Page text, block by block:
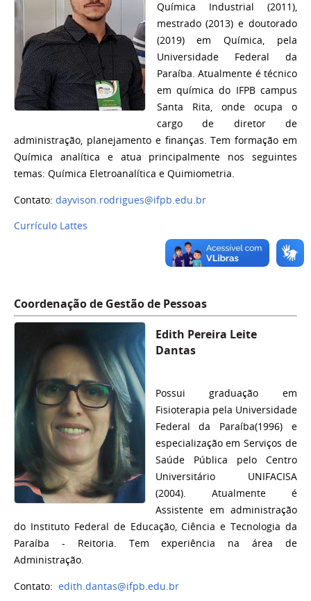
Química Industrial (2011),
mestrado (2013) e doutorado
(2019) em Química, pela
Universidade Federal da
Paraíba. Atualmente é técnico
em química do IFPB campus
Santa Rita, onde ocupa o
cargo de diretor de
administração, planejamento e finanças. Tem formação em
Química analítica e atua principalmente nos seguintes
temas: Química Eletroanalítica e Quimiometria.
Contato: dayvison.rodrigues@ifpb.edu.br
Currículo Lattes
Coordenação de Gestão de Pessoas
Edith Pereira Leite
Dantas
Possui graduação em
Fisioterapia pela Universidade
Federal da Paraíba(1996) e
especialização em Serviços de
Saúde Pública pelo Centro
Universitário UNIFACISA
(2004). Atualmente é
Assistente em administração
do Instituto Federal de Educação, Ciência e Tecnologia da
Paraíba - Reitoria. Tem experiência na área de
Administração.
Contato: edith.dantas@ifpb.edu.br